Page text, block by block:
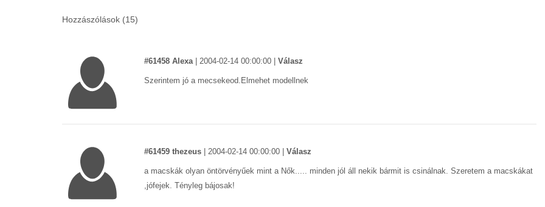
Hozzászólások (15)
#61458 Alexa| 2004-02-14 00:00:00 Válasz
Szerintem jó a mecsekeod.Elmehet modellnek
#61459 thezeus 2004-02-14 00:00:00 Válasz
a macskák olyan öntörvényűek mint a Nők..... minden jól áll nekik bármit is csinálnak. Szeretem a macskákat
,jófejek. Tényleg bájosak!